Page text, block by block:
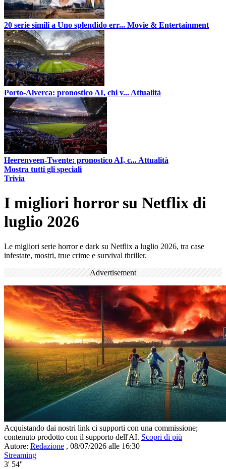
20 serie simili a Uno splendido err... Movie & Entertainment
Porto-Alverca: pronostico AI, chi v... Attualità
Heerenveen-Twente: pronostico AI, c... Attualità
Mostra tutti gli speciali
Trivia
I migliori horror su Netflix di
luglio 2026
Le migliori serie horror e dark su Netflix a luglio 2026, tra case
infestate, mostri, true crime e survival thriller.
Advertisement
Acquistando dai nostri link ci supporti con una commissione;
contenuto prodotto con il supporto dell'AI. Scopri di più
Autore: Redazione , 08/07/2026 alle 16:30
Streaming
3' 54''